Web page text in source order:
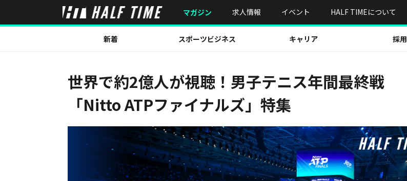
マガジン 求人情報 イベント HALF TIMEについて
新着 スポーツビジネス キャリア 採用
世界で約2億人が視聴！男子テニス年間最終戦
「Nitto ATPファイナルズ」特集